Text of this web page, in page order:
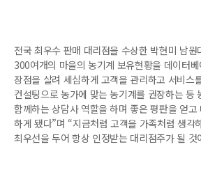
전국 최우수 판매 대리점을 수상한 박현미 남
300여개의 마을의 농기계 보유현황을 데이터
장점을 살려 세심하게 고객을 관리하고 서비스
컨설팅으로 농가에 맞는 농기계를 권장하는 등
함께하는 상담사 역할을 하며 좋은 평판을 얻
하게 됐다”며 “지금처럼 고객을 가족처럼 생각
최우선을 두어 항상 인정받는 대리점주가 될 것